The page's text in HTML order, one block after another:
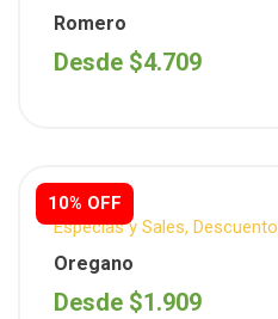
Romero
Desde $4.709
10% OFF
Especias y Sales,
Oregano
Desde $1.909